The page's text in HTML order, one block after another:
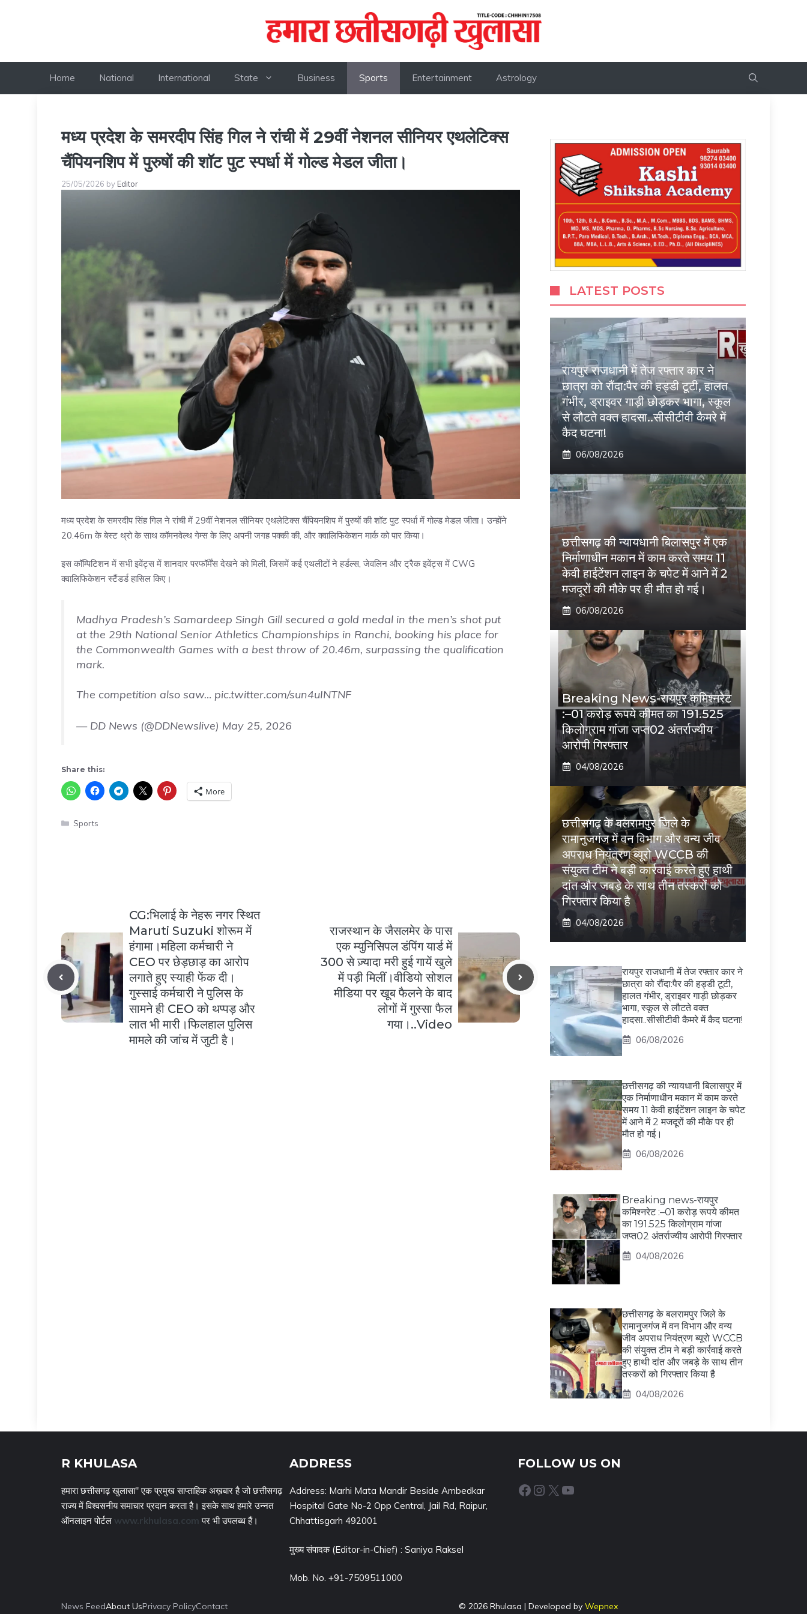
Home National International State Business Sports Entertainment Astrology
मध्य प्रदेश के समरदीप सिंह गिल ने रांची में 29वीं नेशनल सीनियर एथलेटिक्स
चैंपियनशिप में पुरुषों की शॉट पुट स्पर्धा में गोल्ड मेडल जीता।
25/05/2026 by Editor
मध्य प्रदेश के समरदीप सिंह गिल ने रांची में 29वीं नेशनल सीनियर एथलेटिक्स चैंपियनशिप में पुरुषों की शॉट पुट स्पर्धा में गोल्ड मेडल जीता। उन्होंने
20.46m के बेस्ट थ्रो के साथ कॉमनवेल्थ गेम्स के लिए अपनी जगह पक्की की, और क्वालिफिकेशन मार्क को पार किया।
इस कॉम्पिटिशन में सभी इवेंट्स में शानदार परफॉर्मेंस देखने को मिली, जिसमें कई एथलीटों ने हर्डल्स, जेवलिन और ट्रैक इवेंट्स में CWG
क्वालिफिकेशन स्टैंडर्ड हासिल किए।
Madhya Pradesh’s Samardeep Singh Gill secured a gold medal in the men’s shot put
at the 29th National Senior Athletics Championships in Ranchi, booking his place for
the Commonwealth Games with a best throw of 20.46m, surpassing the qualification
mark.
The competition also saw… pic.twitter.com/sun4uINTNF
— DD News (@DDNewslive) May 25, 2026
Share this:
More
Categories
Sports
CG:भिलाई के नेहरू नगर स्थित
Maruti Suzuki शोरूम में
हंगामा।महिला कर्मचारी ने
CEO पर छेड़छाड़ का आरोप
लगाते हुए स्याही फेंक दी।
गुस्साई कर्मचारी ने पुलिस के
सामने ही CEO को थप्पड़ और
लात भी मारी।फिलहाल पुलिस
मामले की जांच में जुटी है।
राजस्थान के जैसलमेर के पास
एक म्युनिसिपल डंपिंग यार्ड में
300 से ज़्यादा मरी हुई गायें खुले
में पड़ी मिलीं।वीडियो सोशल
मीडिया पर खूब फैलने के बाद
लोगों में गुस्सा फैल
गया।..Video
LATEST POSTS
रायपुर राजधानी में तेज रफ्तार कार ने
छात्रा को रौंदा:पैर की हड्डी टूटी, हालत
गंभीर, ड्राइवर गाड़ी छोड़कर भागा, स्कूल
से लौटते वक्त हादसा..सीसीटीवी कैमरे में
कैद घटना!
06/08/2026
छत्तीसगढ़ की न्यायधानी बिलासपुर में एक
निर्माणाधीन मकान में काम करते समय 11
केवी हाईटेंशन लाइन के चपेट में आने में 2
मजदूरों की मौके पर ही मौत हो गई।
06/08/2026
Breaking News-रायपुर कमिश्नरेट
:–01 करोड़ रूपये कीमत का 191.525
किलोग्राम गांजा जप्त02 अंतर्राज्यीय
आरोपी गिरफ्तार
04/08/2026
छत्तीसगढ़ के बलरामपुर जिले के
रामानुजगंज में वन विभाग और वन्य जीव
अपराध नियंत्रण ब्यूरो WCCB की
संयुक्त टीम ने बड़ी कार्रवाई करते हुए हाथी
दांत और जबड़े के साथ तीन तस्करों को
गिरफ्तार किया है
04/08/2026
रायपुर राजधानी में तेज रफ्तार कार ने
छात्रा को रौंदा:पैर की हड्डी टूटी,
हालत गंभीर, ड्राइवर गाड़ी छोड़कर
भागा, स्कूल से लौटते वक्त
हादसा..सीसीटीवी कैमरे में कैद घटना!
06/08/2026
छत्तीसगढ़ की न्यायधानी बिलासपुर में
एक निर्माणाधीन मकान में काम करते
समय 11 केवी हाईटेंशन लाइन के चपेट
में आने में 2 मजदूरों की मौके पर ही
मौत हो गई।
06/08/2026
Breaking news-रायपुर
कमिश्नरेट :–01 करोड़ रूपये कीमत
का 191.525 किलोग्राम गांजा
जप्त02 अंतर्राज्यीय आरोपी गिरफ्तार
04/08/2026
छत्तीसगढ़ के बलरामपुर जिले के
रामानुजगंज में वन विभाग और वन्य
जीव अपराध नियंत्रण ब्यूरो WCCB
की संयुक्त टीम ने बड़ी कार्रवाई करते
हुए हाथी दांत और जबड़े के साथ तीन
तस्करों को गिरफ्तार किया है
04/08/2026
R KHULASA
हमारा छत्तीसगढ़ खुलासा" एक प्रमुख साप्ताहिक अख़बार है जो छत्तीसगढ़
राज्य में विश्वसनीय समाचार प्रदान करता है। इसके साथ हमारे उन्नत
ऑनलाइन पोर्टल www.rkhulasa.com पर भी उपलब्ध हैं।
ADDRESS
Address: Marhi Mata Mandir Beside Ambedkar
Hospital Gate No-2 Opp Central, Jail Rd, Raipur,
Chhattisgarh 492001
मुख्य संपादक (Editor-in-Chief) : Saniya Raksel
Mob. No. +91-7509511000
FOLLOW US ON
Facebook Instagram X YouTube
News FeedAbout UsPrivacy PolicyContact © 2026 Rhulasa | Developed by Wepnex